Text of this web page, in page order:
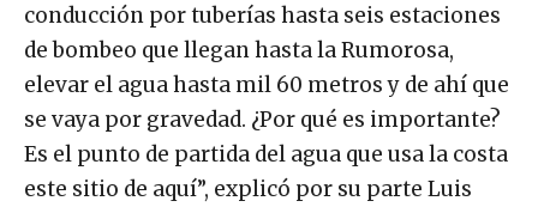
conducción por tuberías hasta seis estaciones
de bombeo que llegan hasta la Rumorosa,
elevar el agua hasta mil 60 metros y de ahí que
se vaya por gravedad. ¿Por qué es importante?
Es el punto de partida del agua que usa la costa
este sitio de aquí”, explicó por su parte Luis